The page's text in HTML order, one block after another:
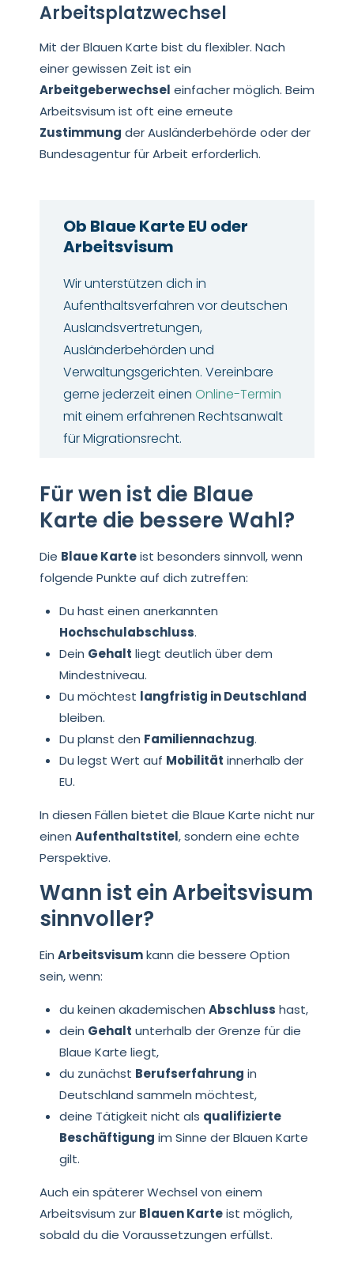
Arbeitsplatzwechsel
Mit der Blauen Karte bist du flexibler. Nach
einer gewissen Zeit ist ein
Arbeitgeberwechsel einfacher möglich. Beim
Arbeitsvisum ist oft eine erneute
Zustimmung der Ausländerbehörde oder der
Bundesagentur für Arbeit erforderlich.
Ob Blaue Karte EU oder
Arbeitsvisum
Wir unterstützen dich in
Aufenthaltsverfahren vor deutschen
Auslandsvertretungen,
Ausländerbehörden und
Verwaltungsgerichten. Vereinbare
gerne jederzeit einen Online-Termin
mit einem erfahrenen Rechtsanwalt
für Migrationsrecht.
Für wen ist die Blaue
Karte die bessere Wahl?
Die Blaue Karteist besonders sinnvoll, wenn
folgende Punkte auf dich zutreffen:
Du hast einen anerkannten
Hochschulabschluss.
Dein Gehalt liegt deutlich über dem
Mindestniveau.
Du möchtest langfristig in Deutschland
bleiben.
Du planst den Familiennachzug.
Du legst Wert auf Mobilität innerhalb der
EU.
In diesen Fällen bietet die Blaue Karte nicht nur
einen Aufenthaltstitel, sondern eine echte
Perspektive.
Wann ist ein Arbeitsvisum
sinnvoller?
Ein Arbeitsvisumkann die bessere Option
sein, wenn:
du keinen akademischen Abschluss hast,
dein Gehalt unterhalb der Grenze für die
Blaue Karte liegt,
du zunächst Berufserfahrung in
Deutschland sammeln möchtest,
deine Tätigkeit nicht als qualifizierte
Beschäftigung im Sinne der Blauen Karte
gilt.
Auch ein späterer Wechsel von einem
Arbeitsvisum zur Blauen Karteist möglich,
sobald du die Voraussetzungen erfüllst.